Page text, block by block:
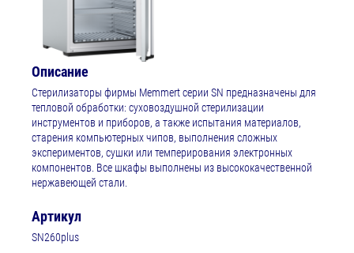
Описание
Стерилизаторы фирмы Memmert серии SN предназначены для
тепловой обработки: суховоздушной стерилизации
инструментов и приборов, а также испытания материалов,
старения компьютерных чипов, выполнения сложных
экспериментов, сушки или темперирования электронных
компонентов. Все шкафы выполнены из высококачественной
нержавеющей стали.⁠
Артикул
SN260plus